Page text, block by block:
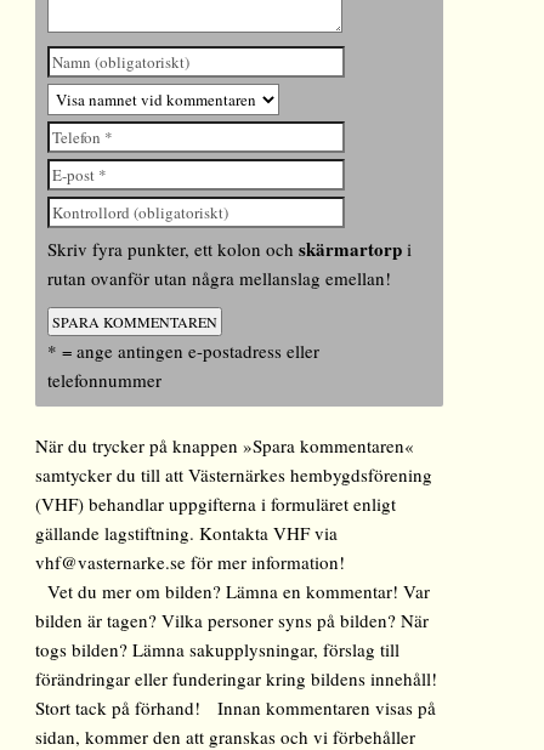
Skriv fyra punkter, ett kolon ochskärmartorp i
rutan ovanför utan några mellanslag emellan!
* = ange antingen e-postadress eller
telefonnummer
När du trycker på knappen »Spara kommentaren«
samtycker du till att Västernärkes hembygdsförening
(VHF) behandlar uppgifterna i formuläret enligt
gällande lagstiftning. Kontakta VHF via
vhf@vasternarke.se för mer information!
Vet du mer om bilden? Lämna en kommentar! Var
bilden är tagen? Vilka personer syns på bilden? När
togs bilden? Lämna sakupplysningar, förslag till
förändringar eller funderingar kring bildens innehåll!
Stort tack på förhand! Innan kommentaren visas på
sidan, kommer den att granskas och vi förbehåller